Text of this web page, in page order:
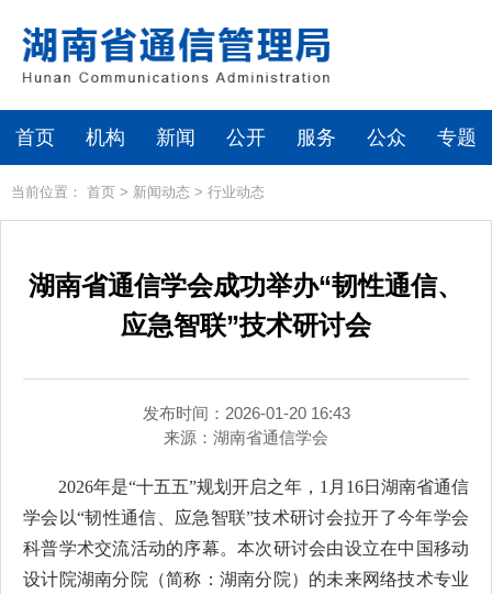
首页 机构 新闻 公开 服务 公众 专题
当前位置： 首页 > 新闻动态 > 行业动态
湖南省通信学会成功举办“韧性通信、
应急智联”技术研讨会
发布时间：2026-01-20 16:43
来源： 湖南省通信学会
2026年是“十五五”规划开启之年，1月16日湖南省通信
学会以“韧性通信、应急智联”技术研讨会拉开了今年学会
科普学术交流活动的序幕。本次研讨会由设立在中国移动
设计院湖南分院（简称：湖南分院）的未来网络技术专业